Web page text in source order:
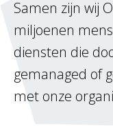
Samen zijn wij
miljoenen
diensten ​die
gemanaged of
met onze